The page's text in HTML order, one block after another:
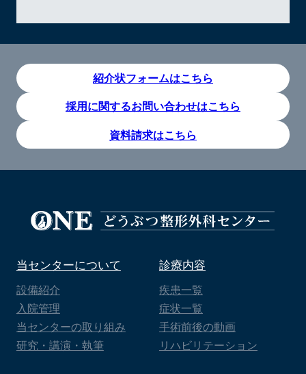
紹介状フォームはこちら
採用に関するお問い合わせはこちら
資料請求はこちら
当センターについて
設備紹介
入院管理
当センターの取り組み
研究・講演・執筆
診療内容
疾患一覧
症状一覧
手術前後の動画
リハビリテーション